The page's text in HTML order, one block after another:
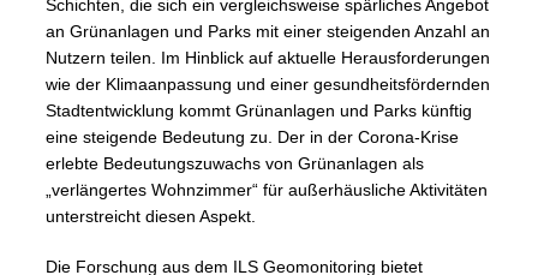
Schichten, die sich ein vergleichsweise spärliches Angebot
an Grünanlagen und Parks mit einer steigenden Anzahl an
Nutzern teilen. Im Hinblick auf aktuelle Herausforderungen
wie der Klimaanpassung und einer gesundheitsfördernden
Stadtentwicklung kommt Grünanlagen und Parks künftig
eine steigende Bedeutung zu. Der in der Corona-Krise
erlebte Bedeutungszuwachs von Grünanlagen als
„verlängertes Wohnzimmer“ für außerhäusliche Aktivitäten
unterstreicht diesen Aspekt.
Die Forschung aus dem ILS Geomonitoring bietet